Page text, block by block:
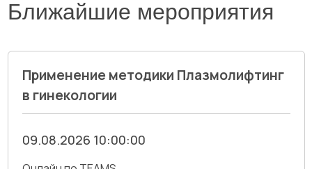
Ближайшие мероприятия
Применение методики Плазмолифтинг
в гинекологии
09.08.2026 10:00:00